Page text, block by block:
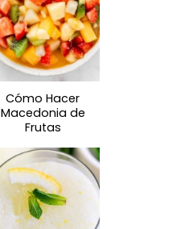
Cómo Hacer
Macedonia de
Frutas